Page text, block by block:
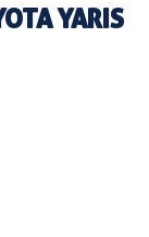
YARIS